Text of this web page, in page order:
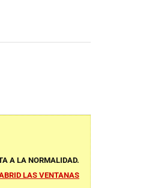
A LA NORMALIDAD.
LAS VENTANAS